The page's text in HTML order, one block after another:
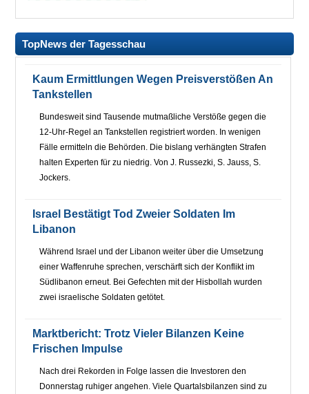
TopNews der Tagesschau
Kaum Ermittlungen Wegen Preisverstößen An
Tankstellen
Bundesweit sind Tausende mutmaßliche Verstöße gegen die
12-Uhr-Regel an Tankstellen registriert worden. In wenigen
Fälle ermitteln die Behörden. Die bislang verhängten Strafen
halten Experten für zu niedrig. Von J. Russezki, S. Jauss, S.
Jockers.
Israel Bestätigt Tod Zweier Soldaten Im
Libanon
Während Israel und der Libanon weiter über die Umsetzung
einer Waffenruhe sprechen, verschärft sich der Konflikt im
Südlibanon erneut. Bei Gefechten mit der Hisbollah wurden
zwei israelische Soldaten getötet.
Marktbericht: Trotz Vieler Bilanzen Keine
Frischen Impulse
Nach drei Rekorden in Folge lassen die Investoren den
Donnerstag ruhiger angehen. Viele Quartalsbilanzen sind zu